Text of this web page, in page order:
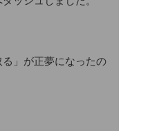
」が正夢になったの